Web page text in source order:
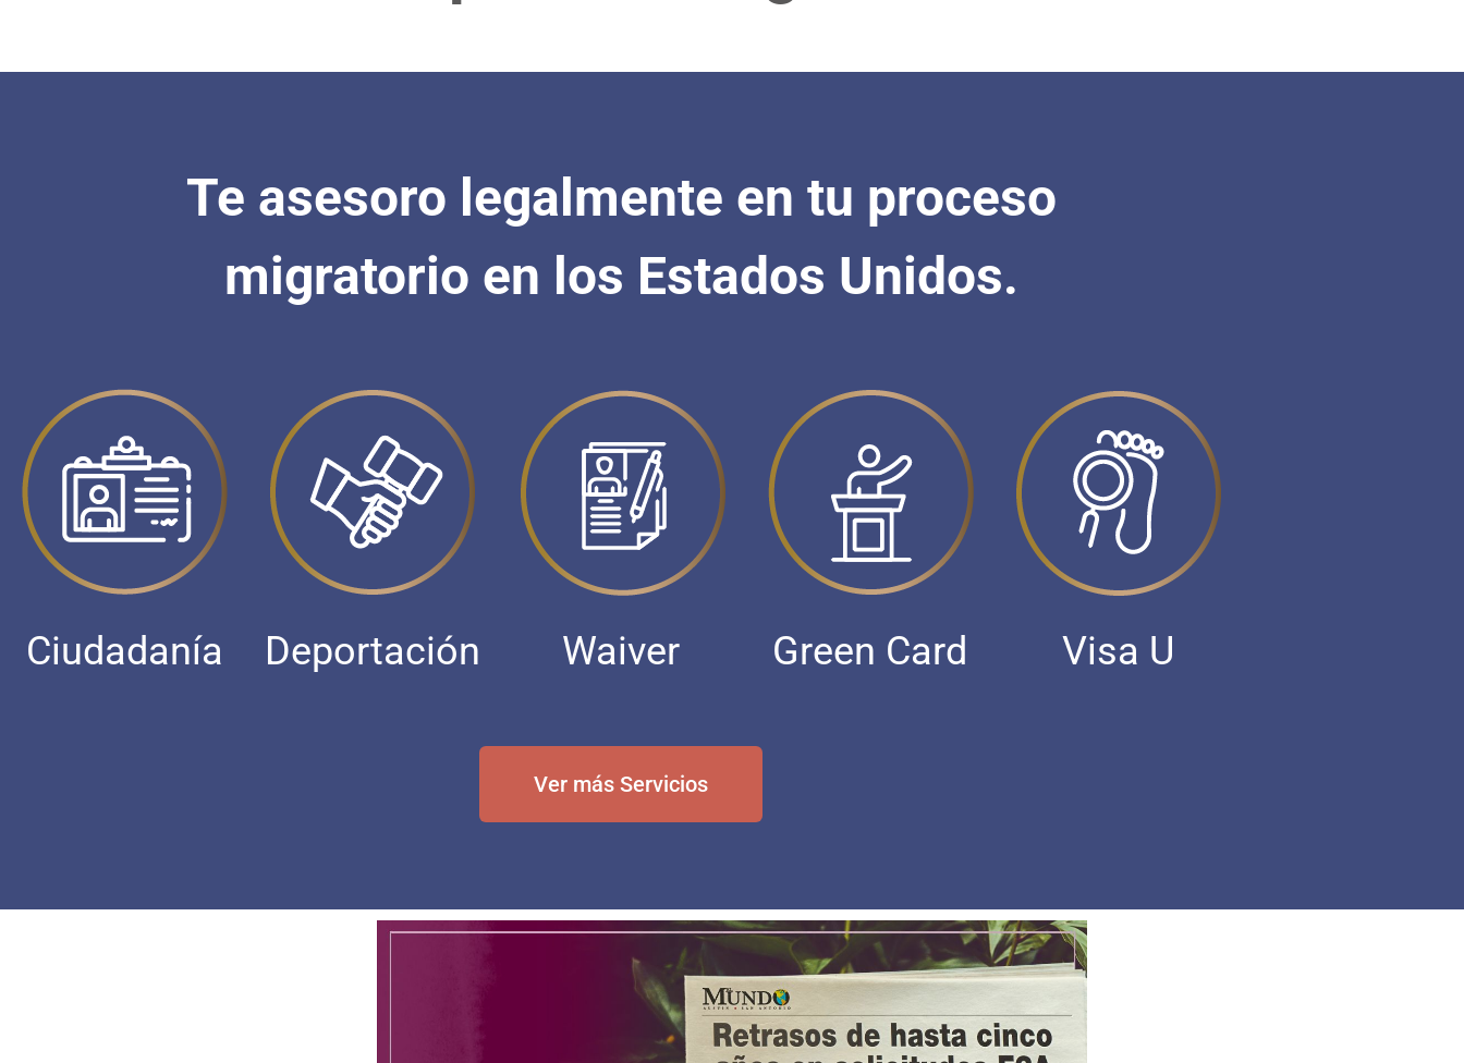
Te asesoro legalmente en tu proceso
migratorio en los Estados Unidos.
Ciudadanía Deportación Waiver Green Card Visa U
Ver más Servicios